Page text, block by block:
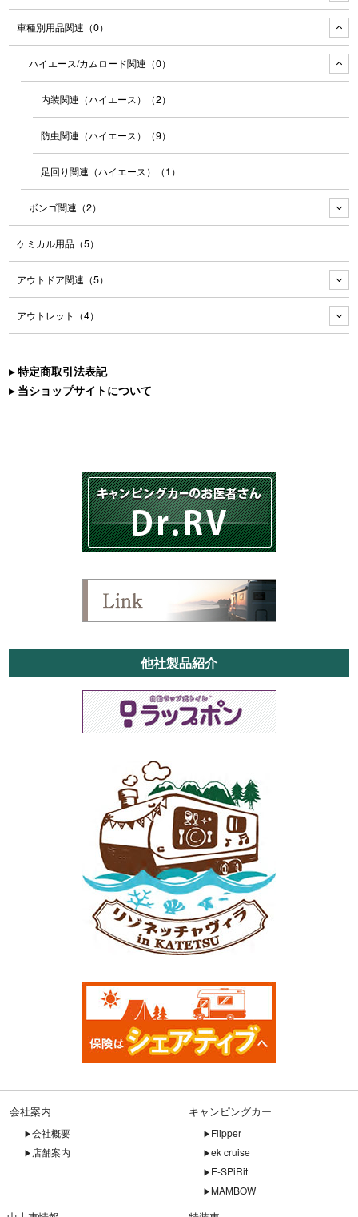
車種別用品関連 （0）
ハイエース/カムロード関連 （0）
内装関連（ハイエース） （2）
防虫関連（ハイエース） （9）
足回り関連（ハイエース） （1）
ボンゴ関連 （2）
ケミカル用品 （5）
アウトドア関連 （5）
アウトレット （4）
▸ 特定商取引法表記
▸ 当ショップサイトについて
他社製品紹介
会社案内
会社概要
店舗案内
キャンピングカー
Flipper
ek cruise
E-SPiRit
MAMBOW